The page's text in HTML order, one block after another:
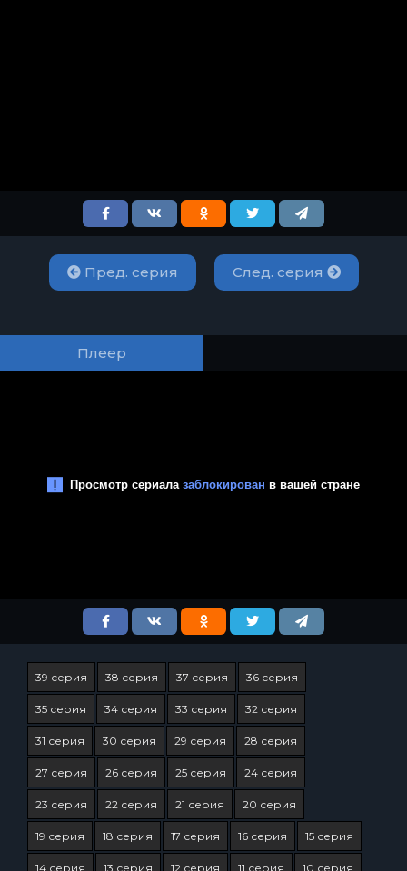
Пред. серия След. серия
Плеер
39 серия 38 серия 37 серия 36 серия
35 серия 34 серия 33 серия 32 серия
31 серия 30 серия 29 серия 28 серия
27 серия 26 серия 25 серия 24 серия
23 серия 22 серия 21 серия 20 серия
19 серия 18 серия 17 серия 16 серия 15 серия
14 серия 13 серия 12 серия 11 серия 10 серия